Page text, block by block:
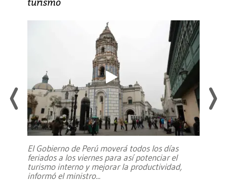
El Gobierno de Perú moverá todos los días
feriados a los viernes para así potenciar el
turismo interno y mejorar la productividad,
informó el ministro...